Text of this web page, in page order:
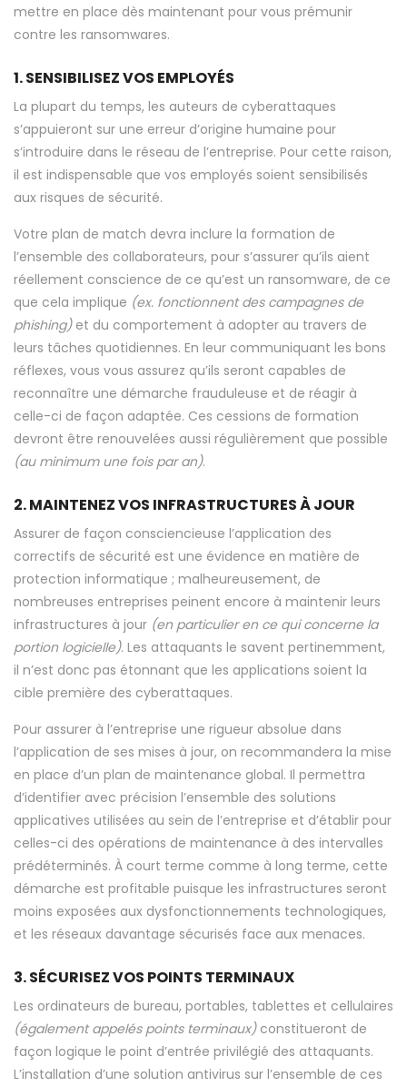
mettre en place dès maintenant pour vous prémunir
contre les ransomwares.
1. SENSIBILISEZ VOS EMPLOYÉS
La plupart du temps, les auteurs de cyberattaques
s’appuieront sur une erreur d’origine humaine pour
s’introduire dans le réseau de l’entreprise. Pour cette raison,
il est indispensable que vos employés soient sensibilisés
aux risques de sécurité.
Votre plan de match devra inclure la formation de
l’ensemble des collaborateurs, pour s’assurer qu’ils aient
réellement conscience de ce qu’est un ransomware, de ce
que cela implique (ex. fonctionnent des campagnes de
phishing)et du comportement à adopter au travers de
leurs tâches quotidiennes. En leur communiquant les bons
réflexes, vous vous assurez qu’ils seront capables de
reconnaître une démarche frauduleuse et de réagir à
celle-ci de façon adaptée. Ces cessions de formation
devront être renouvelées aussi régulièrement que possible
(au minimum une fois par an).
2. MAINTENEZ VOS INFRASTRUCTURES À JOUR
Assurer de façon consciencieuse l’application des
correctifs de sécurité est une évidence en matière de
protection informatique ; malheureusement, de
nombreuses entreprises peinent encore à maintenir leurs
infrastructures à jour (en particulier en ce qui concerne la
portion logicielle). Les attaquants le savent pertinemment,
il n’est donc pas étonnant que les applications soient la
cible première des cyberattaques.
Pour assurer à l’entreprise une rigueur absolue dans
l’application de ses mises à jour, on recommandera la mise
en place d’un plan de maintenance global. Il permettra
d’identifier avec précision l’ensemble des solutions
applicatives utilisées au sein de l’entreprise et d’établir pour
celles-ci des opérations de maintenance à des intervalles
prédéterminés. À court terme comme à long terme, cette
démarche est profitable puisque les infrastructures seront
moins exposées aux dysfonctionnements technologiques,
et les réseaux davantage sécurisés face aux menaces.
3. SÉCURISEZ VOS POINTS TERMINAUX
Les ordinateurs de bureau, portables, tablettes et cellulaires
(également appelés points terminaux)constitueront de
façon logique le point d’entrée privilégié des attaquants.
L’installation d’une solution antivirus sur l’ensemble de ces